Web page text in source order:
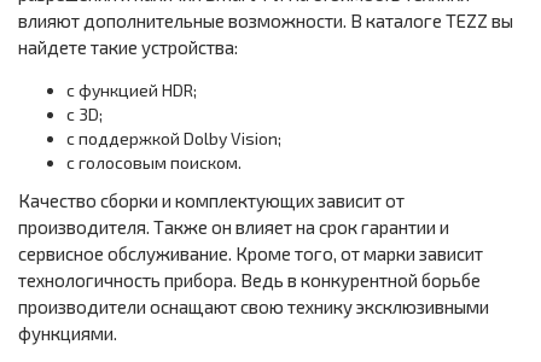
влияют дополнительные возможности. В каталоге TEZZ вы
найдете такие устройства:
с функцией HDR;
с 3D;
с поддержкой Dolby Vision;
с голосовым поиском.
Качество сборки и комплектующих зависит от
производителя. Также он влияет на срок гарантии и
сервисное обслуживание. Кроме того, от марки зависит
технологичность прибора. Ведь в конкурентной борьбе
производители оснащают свою технику эксклюзивными
функциями.